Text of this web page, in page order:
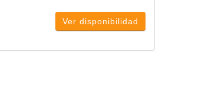
Ver disponibilidad